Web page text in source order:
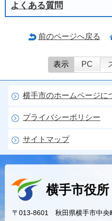
よくある質問
前のページへ戻る
表示 PC
横手市のホームページに
プライバシーポリシー
サイトマップ
横手市役所
〒013-8601 秋田県横手市中央